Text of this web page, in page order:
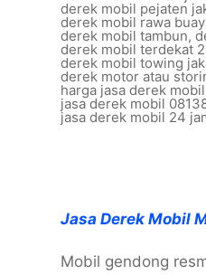
derek mobil pejaten
derek mobil rawa
derek mobil tambun,
derek mobil terdekat
derek mobil towing
derek motor atau
harga jasa derek mobil
jasa derek mobil
jasa derek mobil 24
Jasa Derek Mobil
Mobil gendong